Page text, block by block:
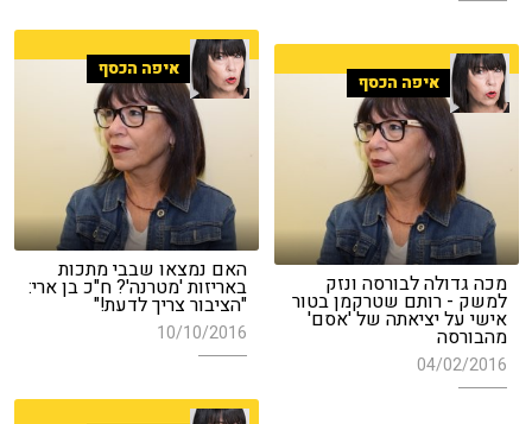
איפה הכסף
האם נמצאו שבבי מתכות
באריזות 'מטרנה'? ח"כ בן ארי:
"הציבור צריך לדעת!"
10/10/2016
איפה הכסף
מכה גדולה לבורסה ונזק
למשק - רותם שטרקמן בטור
אישי על יציאתה של 'אסם'
מהבורסה
04/02/2016